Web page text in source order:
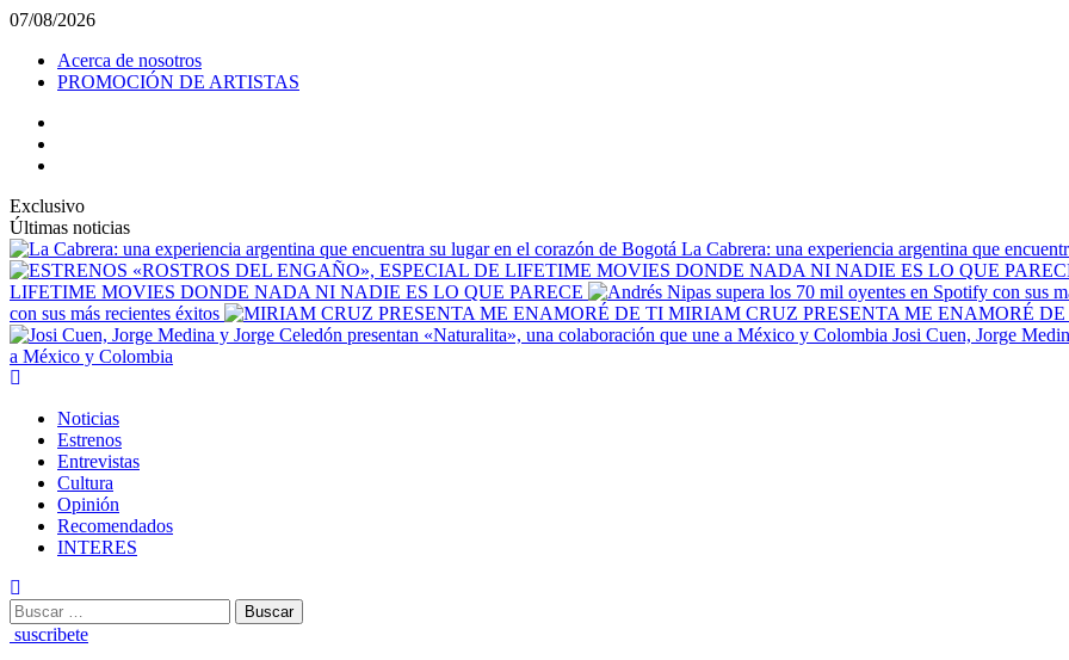
Saltar
contenido
07/08/2026
Acerca de nosotros
PROMOCIÓN DE ARTISTAS
Exclusivo
Últimas noticias
La Cabrera: una experiencia argentina que
LIFETIME MOVIES DONDE NADA NI NADIE ES LO QUE PARECE
con sus más recientes éxitos
MIRIAM CRUZ PRESENTA ME ENAMORÉ
Josi Cuen, Jorge
a México y Colombia
Noticias
Estrenos
Entrevistas
Cultura
Opinión
Recomendados
INTERES
Buscar:
suscribete